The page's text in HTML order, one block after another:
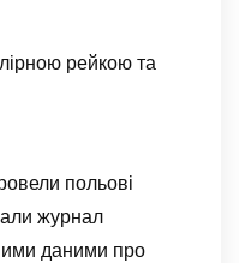
рейкою та
польові
журнал
даними про